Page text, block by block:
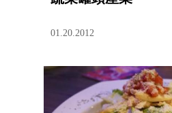
01.20.2012